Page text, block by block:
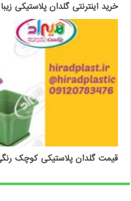
خرید اینترنتی گلدان پلاستیکی
قیمت گلدان پلاستیکی کوچک